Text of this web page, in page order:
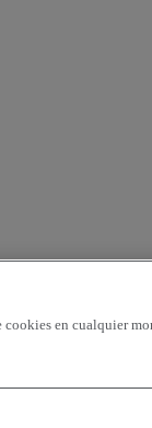
en cualquier